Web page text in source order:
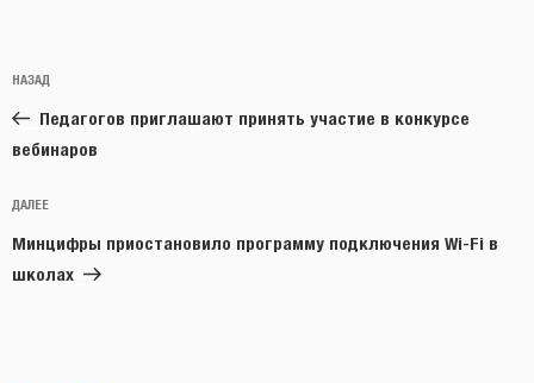
по
записям
Предыдущая
запись:
НАЗАД
Педагогов приглашают принять участие в конкурсе
вебинаров
Следующая
запись
ДАЛЕЕ
Минцифры приостановило программу подключения Wi-Fi в
школах